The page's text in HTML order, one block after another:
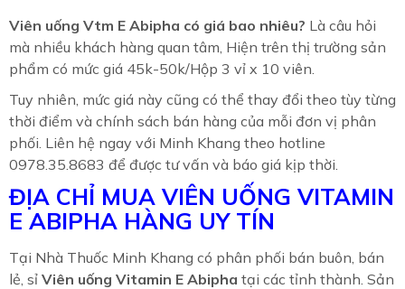
Viên uống Vtm E Abipha có giá bao nhiêu? Là câu hỏi
mà nhiều khách hàng quan tâm, Hiện trên thị trường sản
phẩm có mức giá 45k-50k/Hộp 3 vỉ x 10 viên.
Tuy nhiên, mức giá này cũng có thể thay đổi theo tùy từng
thời điểm và chính sách bán hàng của mỗi đơn vị phân
phối. Liên hệ ngay với Minh Khang theo hotline
0978.35.8683 để được tư vấn và báo giá kịp thời.
ĐỊA CHỈ MUA VIÊN UỐNG VITAMIN
E ABIPHA HÀNG UY TÍN
Tại Nhà Thuốc Minh Khang có phân phối bán buôn, bán
lẻ, sỉ Viên uống Vitamin E Abipha tại các tỉnh thành. Sản